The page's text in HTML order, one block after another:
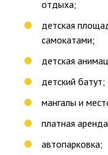
отдыха;
детская
самокатами;
детская
детский батут;
мангалы и
платная
автопарковка;